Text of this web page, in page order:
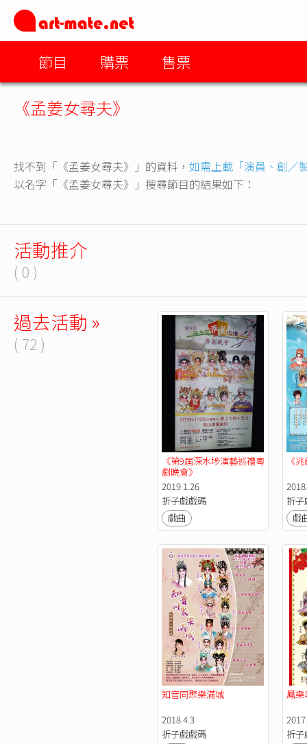
節目 購票 售票
《孟姜女尋夫》
找不到「《孟姜女尋夫》」的資料， 如需上載「演員、創／
以名字「《孟姜女尋夫》」搜尋節目的結果如下：
活動推介
( 0 )
過去活動 »
( 72 )
《第9屆深水埗演藝巡禮粵
劇晚會》
2019.1.26
折子戲戲碼
戲曲
《
折
戲
知音同聚樂滿城
2018.4.3
折子戲戲碼
鳳樂
折